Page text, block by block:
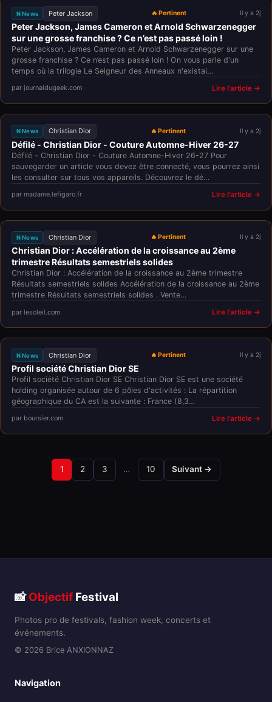
N News Peter Jackson 🔥 Pertinent Il y a 2j
Peter Jackson, James Cameron et Arnold Schwarzenegger
sur une grosse franchise ? Ce n’est pas passé loin !
Peter Jackson, James Cameron et Arnold Schwarzenegger sur une
grosse franchise ? Ce n’est pas passé loin ! On vous parle d'un
temps où la trilogie Le Seigneur des Anneaux n'existai…
par journaldugeek.com Lire l'article →
N News Christian Dior 🔥 Pertinent Il y a 2j
Défilé - Christian Dior - Couture Automne-Hiver 26-27
Défilé - Christian Dior - Couture Automne-Hiver 26-27 Pour
sauvegarder un article vous devez être connecté, vous pourrez ainsi
les consulter sur tous vos appareils. Découvrez le dé…
par madame.lefigaro.fr Lire l'article →
N News Christian Dior 🔥 Pertinent Il y a 2j
Christian Dior : Accélération de la croissance au 2ème
trimestre Résultats semestriels solides
Christian Dior : Accélération de la croissance au 2ème trimestre
Résultats semestriels solides Accélération de la croissance au 2ème
trimestre Résultats semestriels solides . Vente…
par lesoleil.com Lire l'article →
N News Christian Dior 🔥 Pertinent Il y a 2j
Profil société Christian Dior SE
Profil société Christian Dior SE Christian Dior SE est une société
holding organisée autour de 6 pôles d'activités : La répartition
géographique du CA est la suivante : France (8,3…
par boursier.com Lire l'article →
1 2 3 … 10 Suivant →
📸Objectif Festival
Photos pro de festivals, fashion week, concerts et
événements.
© 2026 Brice ANXIONNAZ
Navigation